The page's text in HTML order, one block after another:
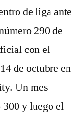
de liga ante
290 de
con el
de octubre en
Un mes
300 y luego el